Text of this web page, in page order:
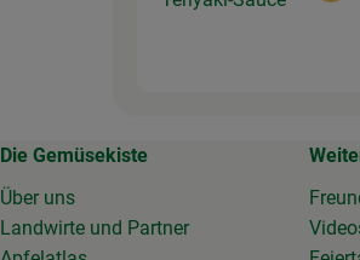
Die Gemüsekiste
Über uns
Landwirte und Partner